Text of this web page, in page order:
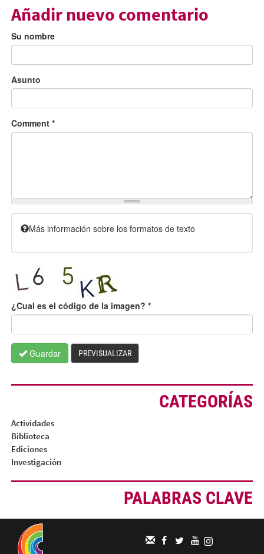
Añadir nuevo comentario
Su nombre
Asunto
Comment *
Más información sobre los formatos de texto
¿Cual es el código de la imagen? *
Guardar PREVISUALIZAR
CATEGORÍAS
Actividades
Biblioteca
Ediciones
Investigación
PALABRAS CLAVE